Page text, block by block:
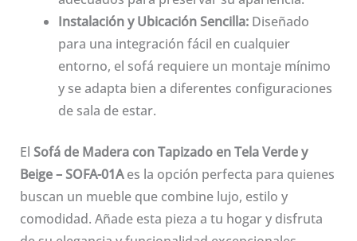
Instalación y Ubicación Sencilla:Diseñado
para una integración fácil en cualquier
entorno, el sofá requiere un montaje mínimo
y se adapta bien a diferentes configuraciones
de sala de estar.
El Sofá de Madera con Tapizado en Tela Verde y
Beige – SOFA-01Aes la opción perfecta para quienes
buscan un mueble que combine lujo, estilo y
comodidad. Añade esta pieza a tu hogar y disfruta